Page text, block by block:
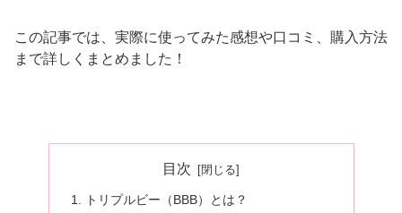
この記事では、実際に使ってみた感想や口コミ、購入方法
まで詳しくまとめました！
目次
トリプルビー（BBB）とは？